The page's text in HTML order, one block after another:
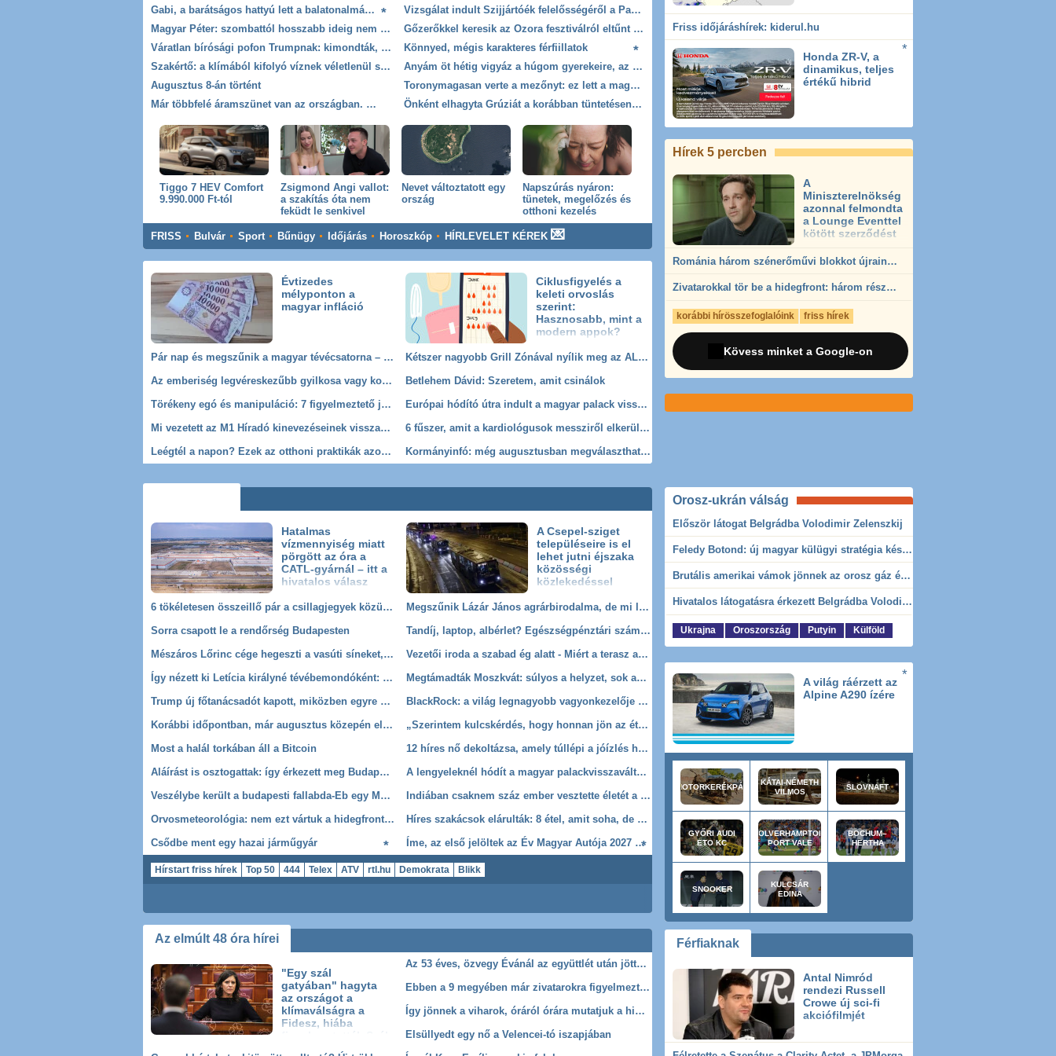
Gabi, a barátságos hattyú lett a balatonalmádi strandolók kedvence
Magyar Péter: szombattól hosszabb ideig nem jön csapadék, jön a centizés
Váratlan bírósági pofon Trumpnak: kimondták, hogy az elnök csak egy ideiglenes bérlő a Fehér Házban
Szakértő: a klímából kifolyó víznek véletlenül sem a kukában a helye
Augusztus 8-án történt
Már többfelé áramszünet van az országban. Mutatjuk a települések listáját, hol, mikor nem lesz áram
Vizsgálat indult Szijjártóék felelősségéről a Paks2-szerződések ügyében
Gőzerőkkel keresik az Ozora fesztiválról eltűnt fiatalt
Könnyed, mégis karakteres férfiillatok
Anyám öt hétig vigyáz a húgom gyerekeire, az enyémekre pár nap jut, és még én vagyok irigy
Toronymagasan verte a mezőnyt: ez lett a magyarok kedvenc állatkertje
Önként elhagyta Grúziát a korábban tüntetésen összevert, majd őrizetbe vett magyar újságíró
Tiggo 7 HEV Comfort
9.990.000 Ft-tól
Zsigmond Angi vallot:
a szakítás óta nem
feküdt le senkivel
Nevet változtatott egy
ország
Napszúrás nyáron:
tünetek, megelőzés és
otthoni kezelés
FRISS Bulvár Sport Bűnügy Időjárás Horoszkóp HÍRLEVELET KÉREK
Évtizedes
mélyponton a
magyar infláció
Pár nap és megszűnik a magyar tévécsatorna – el is mondták, miért nem mehet tovább
Az emberiség legvéreskezűbb gyilkosa vagy koncepciós per áldozata? 5 tévhit, amit a történelem rosszul tanított Báthory Erzsébetről
Törékeny egó és manipuláció: 7 figyelmeztető jel, hogy rosszindulatú nárcisztikussal van dolgod
Mi vezetett az M1 Híradó kinevezéseinek visszavonásához? Dull Szabolcs szerint 2 komoly hiba is történt
Leégtél a napon? Ezek az otthoni praktikák azonnal segíthetnek!
Ciklusfigyelés a
keleti orvoslás
szerint:
Hasznosabb, mint a
modern appok?
Kétszer nagyobb Grill Zónával nyílik meg az ALDI fesztiválüzlete a Szigeten
Betlehem Dávid: Szeretem, amit csinálok
Európai hódító útra indult a magyar palack visszaváltó szuperjármű
6 fűszer, amit a kardiológusok messziről elkerülnek: befolyásolhatják a vérnyomásodat!
Kormányinfó: még augusztusban megválaszthatják a vagyonvisszaszerzési hivatal vezetőit
Friss időjáráshírek: kiderul.hu
Honda ZR-V, a
dinamikus, teljes
értékű hibrid
Hírek 5 percben
A
Miniszterelnökség
azonnal felmondta
a Lounge Eventtel
kötött szerződést
Románia három szénerőművi blokkot újraindít az áramellátás stabilizálására
Zivatarokkal tör be a hidegfront: három részre szakadt az ország, 21 fok a különbség
korábbi hírösszefoglalóink friss hírek
Kövess minket a Google-on
Hatalmas
vízmennyiség miatt
pörgött az óra a
CATL-gyárnál – itt a
hivatalos válasz
6 tökéletesen összeillő pár a csillagjegyek közül: örökké tart a kapcsolatuk!
Sorra csapott le a rendőrség Budapesten
Mészáros Lőrinc cége hegeszti a vasúti síneket, Vitézy Dávid elmagyarázta, miért
Így nézett ki Letícia királyné tévébemondóként: a nézők mindennap láthatták, mielőtt felségül ment a királyhoz
Trump új főtanácsadót kapott, miközben egyre nagyobb a feszültség az USA-ban
Korábbi időpontban, már augusztus közepén elkezdődik az agrártámogatások előlegfizetése
Most a halál torkában áll a Bitcoin
Aláírást is osztogattak: így érkezett meg Budapestre a Real Madrid
Veszélybe került a budapesti fallabda-Eb egy Marczibányi téri tűz miatt
Orvosmeteorológia: nem ezt vártuk a hidegfronttól! Csalóka lesz az átmeneti lehűlés szombaton
Csődbe ment egy hazai járműgyár
A Csepel-sziget
településeire is el
lehet jutni éjszaka
közösségi
közlekedéssel
Megszűnik Lázár János agrárbirodalma, de mi lesz a mezőhegyesi földek és a nagy agrárpénzek sorsa?
Tandíj, laptop, albérlet? Egészségpénztári számlával olcsóbb!
Vezetői iroda a szabad ég alatt - Miért a terasz a nyári szellemi csúcsteljesítmény helyszíne?
Megtámadták Moszkvát: súlyos a helyzet, sok az áldozat
BlackRock: a világ legnagyobb vagyonkezelője új piacot szemelt ki
„Szerintem kulcskérdés, hogy honnan jön az étel” – Diákinterjú Vona Violával
12 híres nő dekoltázsa, amely túllépi a jóízlés határait
A lengyeleknél hódít a magyar palackvisszaváltó szuperjármű
Indiában csaknem száz ember vesztette életét a heves esők okozta árvizek következtében
Híres szakácsok elárulták: 8 étel, amit soha, de soha ne rendelj egy étteremben
Íme, az első jelöltek az Év Magyar Autója 2027 díjakra
Hírstart friss hírek Top 50 444 Telex ATV rtl.hu Demokrata Blikk
Az elmúlt 48 óra hírei
"Egy szál
gatyában" hagyta
az országot a
klímaválságra a
Fidesz, hiába
Az 53 éves, özvegy Évánál az együttlét után jöttek a panaszok
Ebben a 9 megyében már zivatarokra figyelmeztetnek
Így jönnek a viharok, óráról órára mutatjuk a hidegfront vonulását
Elsüllyedt egy nő a Velencei-tó iszapjában
Orosz-ukrán válság
Először látogat Belgrádba Volodimir Zelenszkij
Feledy Botond: új magyar külügyi stratégia készül, teljes szakítás lesz az Orbán Balázs-féle MAGA-vonallal
Brutális amerikai vámok jönnek az orosz gáz és olaj miatt, Magyarország is aggódhat
Hivatalos látogatásra érkezett Belgrádba Volodimir Zelenszkij ukrán elnök
Ukrajna Oroszország Putyin Külföld
A világ ráérzett az
Alpine A290 ízére
MOTORKERÉKPÁR
KÁTAI-NÉMETH
VILMOS
SLOVNAFT
GYŐRI AUDI
ETO KC
WOLVERHAMPTON–
PORT VALE
BOCHUM–
HERTHA
SNOOKER
KULCSÁR
EDINA
Férfiaknak
Antal Nimród
rendezi Russell
Crowe új sci-fi
akciófilmjét